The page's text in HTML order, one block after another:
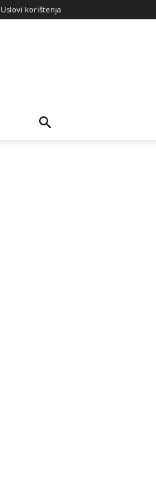
Uslovi korištenja